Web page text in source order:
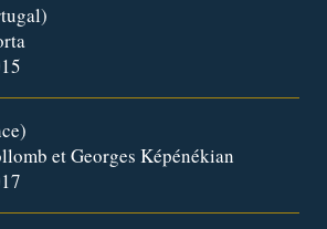
et Georges Képénékian